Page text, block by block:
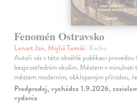
Fenomén Ostravsko
Lenart Jan, Majliš Tomáš| Kniha
Autoři vás v této obsáhlé publikaci
bezprostředním okolím. Městem v minulosti
městem moderním, obklopeným přírodou,
Predpredaj, vychádza 1.9.2026,
vydania